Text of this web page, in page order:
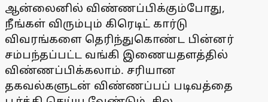
ஆன்லைனில் விண்ணப்பிக்கும்போது,
நீங்கள் விரும்பும் கிரெடிட் கார்டு
விவரங்களை தெரிந்துகொண்ட பின்னர்
சம்பந்தப்பட்ட வங்கி இணையதளத்தில்
விண்ணப்பிக்கலாம். சரியான
தகவல்களுடன் விண்ணப்பப் படிவத்தை